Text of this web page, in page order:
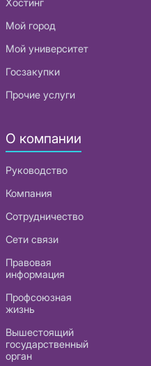
Хостинг
Мой город
Мой университет
Госзакупки
Прочие услуги
О компании
Руководство
Компания
Сотрудничество
Сети связи
Правовая
информация
Профсоюзная
жизнь
Вышестоящий
государственный
орган